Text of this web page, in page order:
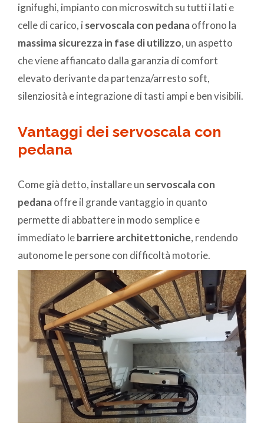
ignifughi, impianto con microswitch su tutti i lati e
celle di carico, i servoscala con pedanaoffrono la
massima sicurezza in fase di utilizzo, un aspetto
che viene affiancato dalla garanzia di comfort
elevato derivante da partenza/arresto soft,
silenziosità e integrazione di tasti ampi e ben visibili.
Vantaggi dei servoscala con
pedana
Come già detto, installare un servoscala con
pedanaoffre il grande vantaggio in quanto
permette di abbattere in modo semplice e
immediato lebarriere architettoniche, rendendo
autonome le persone con difficoltà motorie.